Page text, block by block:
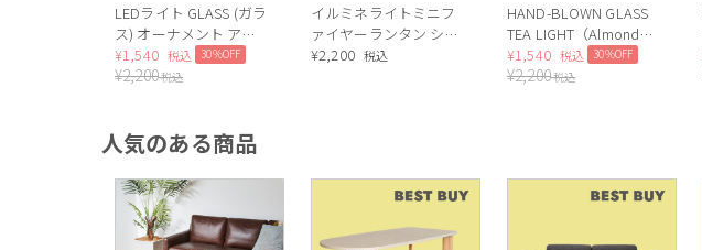
LEDライト GLASS (ガラ
ス) オーナメント アイ
シクル
¥1,540 税込 30%OFF
¥2,200税込
イルミネライトミニフ
ァイヤーランタン シャ
ビーブラック
¥2,200 税込
HAND-BLOWN GLASS
TEA LIGHT（Almond
Shell） *
¥1,540 税込 30%OFF
¥2,200税込
人気のある商品